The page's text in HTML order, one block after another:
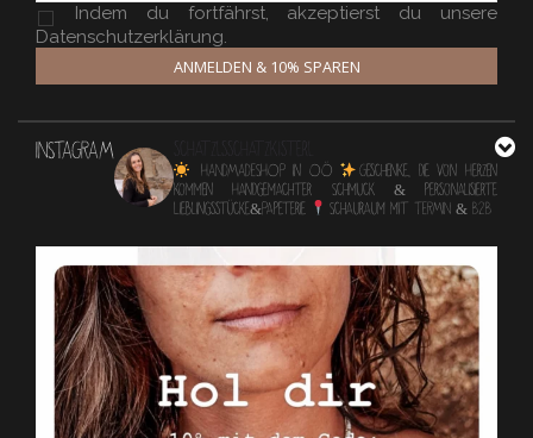
Indem du fortfährst, akzeptierst du unsere
Datenschutzerklärung.
ANMELDEN & 10% SPAREN
INSTAGRAM
HANDMADESHOP in OÖ
Geschenke, die von Herzen
kommen Handgemachter Schmuck & personalisierte
Lieblingsstücke&Papeterie
Schauraum mit TERMIN & B2B